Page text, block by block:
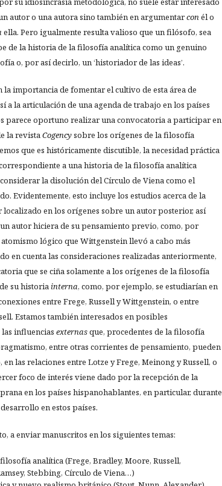
autor o una autora sino también en argumentarconél o
ella. Pero igualmente resulta valioso que un filósofo, sea
de la historia de la filosofía analítica como un genuino
o, por así decirlo, un ‘historiador de las ideas’.
la importancia de fomentar el cultivo de esta área de
a la articulación de una agenda de trabajo en los países
parece oportuno realizar una convocatoria a participar en
la revistaCogencysobre los orígenes de la filosofía
que es históricamente discutible, la necesidad práctica
a una historia de la filosofía analítica
la disolución del Círculo de Viena como el
Evidentemente, esto incluye los estudios acerca de la
en los orígenes sobre un autor posterior, así
autor hiciera de su pensamiento previo, como, por
lógico que Wittgenstein llevó a cabo más
en cuenta las consideraciones realizadas anteriormente,
que se ciña solamente a los orígenes de la filosofía
su historia interna, como, por ejemplo, se estudiarían en
entre Frege, Russell y Wittgenstein, o entre
Estamos también interesados en posibles
influencias externasque, procedentes de la filosofía
entre otras corrientes de pensamiento, pueden
las relaciones entre Lotze y Frege, Meinong y Russell, o
foco de interés viene dado por la recepción de la
en los países hispanohablantes, en particular, durante
en estos países.
a enviar manuscritos en los siguientes temas:
analítica (Frege, Bradley, Moore, Russell,
Stebbing, Círculo de Viena…)